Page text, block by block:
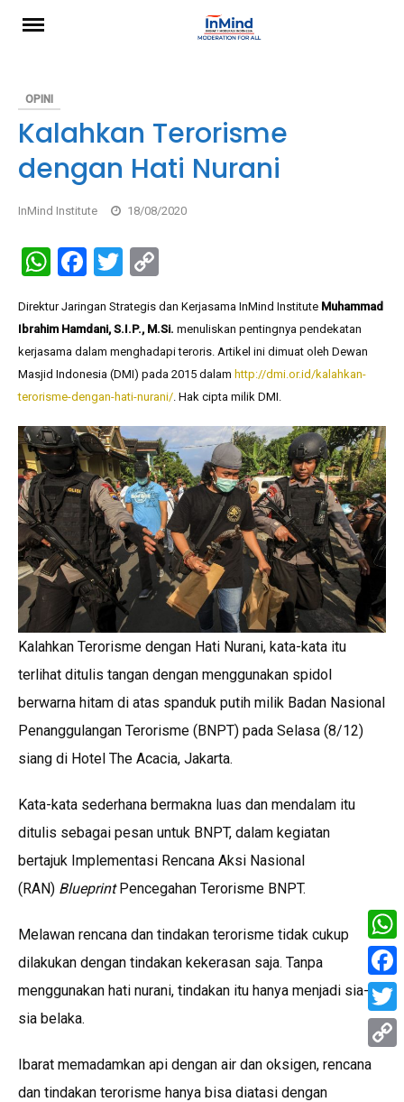
OPINI
Kalahkan Terorisme
dengan Hati Nurani
InMind Institute 18/08/2020
W
at
s
A
p
p
F
ce
b
o
o
k
T
tt
er
py
Li
n
k
Direktur Jaringan Strategis dan Kerjasama InMind Institute Muhammad
Ibrahim Hamdani, S.I.P., M.Si. menuliskan pentingnya pendekatan
kerjasama dalam menghadapi teroris. Artikel ini dimuat oleh Dewan
Masjid Indonesia (DMI) pada 2015 dalam http://dmi.or.id/kalahkan-
terorisme-dengan-hati-nurani/. Hak cipta milik DMI.
Kalahkan Terorisme dengan Hati Nurani, kata-kata itu
terlihat ditulis tangan dengan menggunakan spidol
berwarna hitam di atas spanduk putih milik Badan Nasional
Penanggulangan Terorisme (BNPT) pada Selasa (8/12)
siang di Hotel The Acacia, Jakarta.
Kata-kata sederhana bermakna luas dan mendalam itu
ditulis sebagai pesan untuk BNPT, dalam kegiatan
bertajuk Implementasi Rencana Aksi Nasional
(RAN) BlueprintPencegahan Terorisme BNPT.
Melawan rencana dan tindakan terorisme tidak cukup
dilakukan dengan tindakan kekerasan saja. Tanpa
menggunakan hati nurani, tindakan itu hanya menjadi sia-
sia belaka.
Ibarat memadamkan api dengan air dan oksigen, rencana
dan tindakan terorisme hanya bisa diatasi dengan
Copy